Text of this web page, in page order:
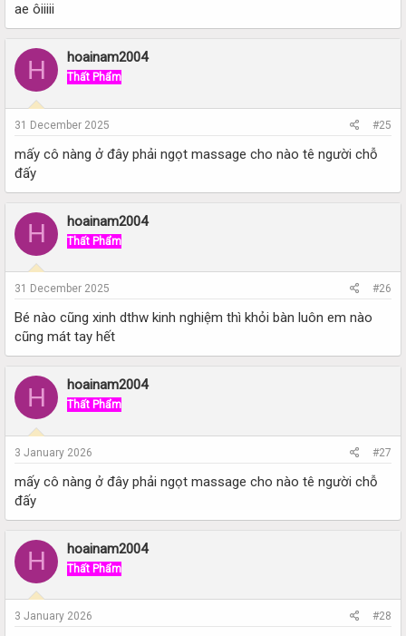
ae ôiiiii
H hoainam2004
Thất Phẩm
31 December 2025 #25
mấy cô nàng ở đây phải ngọt massage cho nào tê người chỗ
đấy
H hoainam2004
Thất Phẩm
31 December 2025 #26
Bé nào cũng xinh dthw kinh nghiệm thì khỏi bàn luôn em nào
cũng mát tay hết
H hoainam2004
Thất Phẩm
3 January 2026 #27
mấy cô nàng ở đây phải ngọt massage cho nào tê người chỗ
đấy
H hoainam2004
Thất Phẩm
3 January 2026 #28